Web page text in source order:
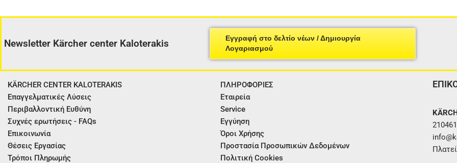
Newsletter Kärcher center Kaloterakis
Εγγραφή στο δελτίο νέων / Δημιουργία
Λογαριασμού
KÄRCHER CENTER KALOTERAKIS
Επαγγελματικές Λύσεις
Περιβαλλοντική Ευθύνη
Συχνές ερωτήσεις - FAQs
Επικοινωνία
Θέσεις Εργασίας
Τρόποι Πληρωμής
ΠΛΗΡΟΦΟΡΙΕΣ
Εταιρεία
Service
Εγγύηση
Όροι Χρήσης
Προστασία Προσωπικών Δεδομένων
Πολιτική Cookies